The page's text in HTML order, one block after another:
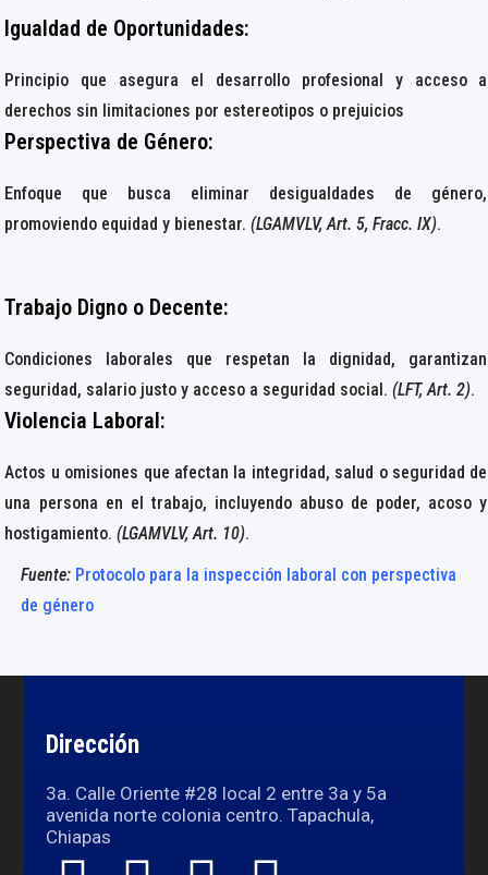
Igualdad de Oportunidades:
Principio que asegura el desarrollo profesional y acceso a
derechos sin limitaciones por estereotipos o prejuicios
Perspectiva de Género:
Enfoque que busca eliminar desigualdades de género,
promoviendo equidad y bienestar.(LGAMVLV, Art. 5, Fracc. IX).
Trabajo Digno o Decente:
Condiciones laborales que respetan la dignidad, garantizan
seguridad, salario justo y acceso a seguridad social.(LFT, Art. 2).
Violencia Laboral:
Actos u omisiones que afectan la integridad, salud o seguridad de
una persona en el trabajo, incluyendo abuso de poder, acoso y
hostigamiento.(LGAMVLV, Art. 10).
Fuente: Protocolo para la inspección laboral con perspectiva
de género
Dirección
3a. Calle Oriente #28 local 2 entre 3a y 5a
avenida norte colonia centro. Tapachula,
Chiapas